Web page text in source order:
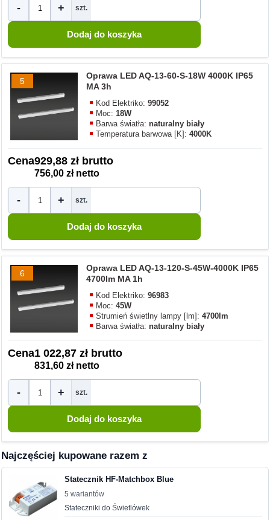
- + szt.
5
Oprawa LED AQ-13-60-S-18W 4000K IP65
MA 3h
Kod Elektriko:99052
Moc:18W
Barwa światła:naturalny biały
Temperatura barwowa [K]:4000K
Cena929,88 zł brutto
756,00 zł netto
- + szt.
6
Oprawa LED AQ-13-120-S-45W-4000K IP65
4700lm MA 1h
Kod Elektriko:96983
Moc:45W
Strumień świetlny lampy [lm]:4700lm
Barwa światła:naturalny biały
Cena1 022,87 zł brutto
831,60 zł netto
- + szt.
Najczęściej kupowane razem z
Statecznik HF-Matchbox Blue
5 wariantów
Stateczniki do Świetlówek